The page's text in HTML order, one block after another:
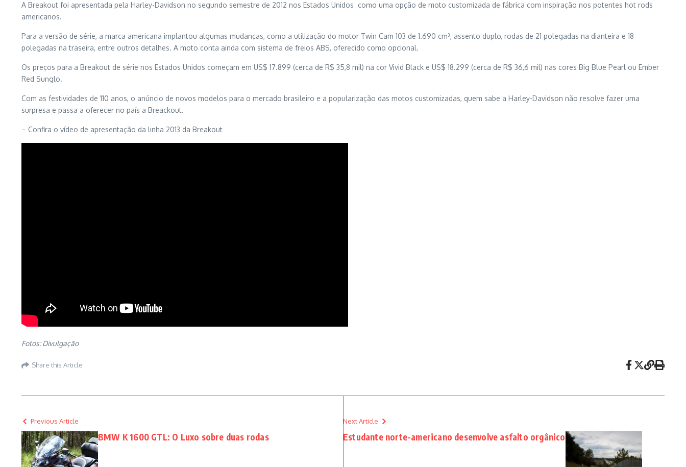
A Breakout foi apresentada pela Harley-Davidson no segundo semestre de 2012 nos Estados Unidos como uma opção de moto customizada de fábrica com inspiração nos potentes hot rods
americanos.
Para a versão de série, a marca americana implantou algumas mudanças, como a utilização do motor Twin Cam 103 de 1.690 cm³, assento duplo, rodas de 21 polegadas na dianteira e 18
polegadas na traseira, entre outros detalhes. A moto conta ainda com sistema de freios ABS, oferecido como opcional.
Os preços para a Breakout de série nos Estados Unidos começam em US$ 17.899 (cerca de R$ 35,8 mil) na cor Vivid Black e US$ 18.299 (cerca de R$ 36,6 mil) nas cores Big Blue Pearl ou Ember
Red Sunglo.
Com as festividades de 110 anos, o anúncio de novos modelos para o mercado brasileiro e a popularização das motos customizadas, quem sabe a Harley-Davidson não resolve fazer uma
surpresa e passa a oferecer no país a Breackout.
– Confira o vídeo de apresentação da linha 2013 da Breakout
Fotos: Divulgação
Share this Article
Previous Article
BMW K 1600 GTL: O Luxo sobre duas rodas
Next Article
Estudante norte-americano desenvolve asfalto orgânico